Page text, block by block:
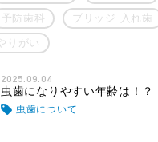
予防歯科 ブリッジ 入れ歯
りがい
2025.09.04
虫歯になりやすい年齢は！？
虫歯について